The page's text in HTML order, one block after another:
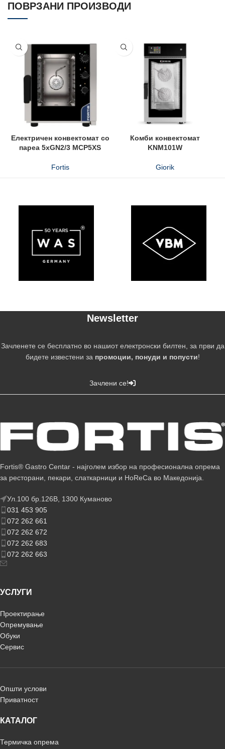
ПОВРЗАНИ ПРОИЗВОДИ
Електричен конвектомат со
пареа 5xGN2/3 MCP5XS
Fortis
Комби конвектомат
KNM101W
Giorik
Newsletter
Зачленете се бесплатно во нашиот електронски билтен, за први да
бидете известени за промоции, понуди и попусти!
Зачлени се!
Fortis® Gastro Centar - најголем избор на професионална опрема
за ресторани, пекари, слаткарници и HoReCa во Македонија.
Ул.100 бр.126В, 1300 Куманово
031 453 905
072 262 661
072 262 672
072 262 683
072 262 663
УСЛУГИ
Проектирање
Опремување
Обуки
Сервис
Општи услови
Приватност
КАТАЛОГ
Термичка опрема